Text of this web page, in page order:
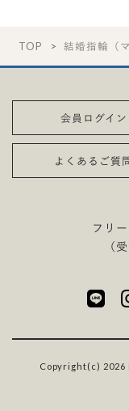
TOP 結婚指輪（
会員ログイン
よくあるご質
フリ
（
Copyright(c) 2026